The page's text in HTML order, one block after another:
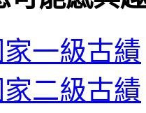
家一級古績
家二級古績